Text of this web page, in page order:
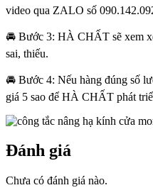
video qua ZALO số
🚘 Bước 3: HÀ CHẤT sẽ xem
sai, thiếu.
🚘 Bước 4: Nếu hàng đúng số
giá 5 sao để HÀ CHẤT phát
Đánh giá
Chưa có đánh giá nào.